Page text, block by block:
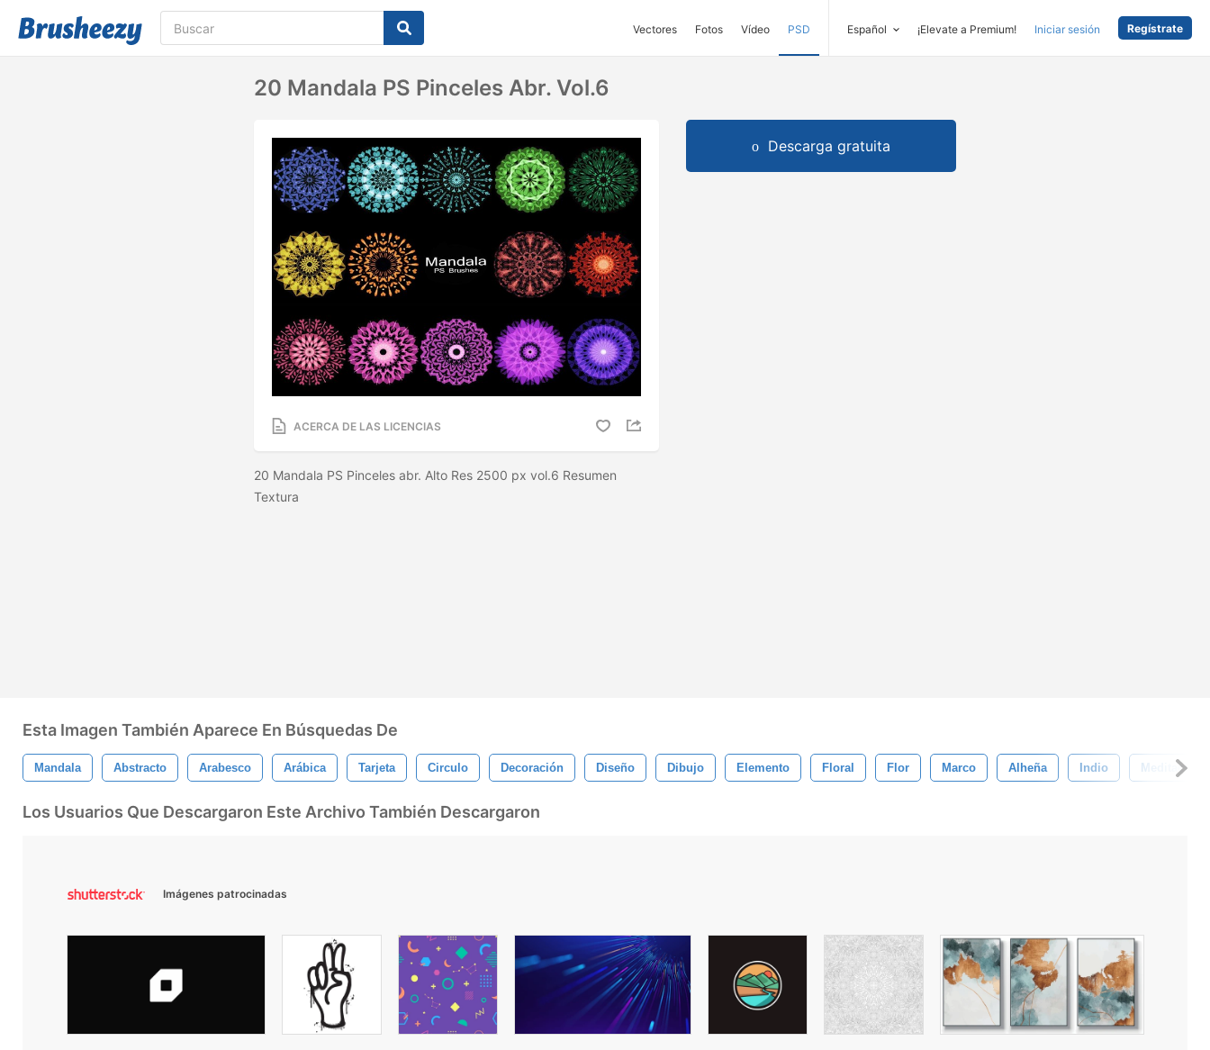
Vectores Fotos Vídeo PSD Español ¡Elevate a Premium! Iniciar sesión Regístrate
20 Mandala PS Pinceles Abr. Vol.6
ACERCA DE LAS LICENCIAS
20 Mandala PS Pinceles abr. Alto Res 2500 px vol.6 Resumen
Textura
Descarga gratuita
Esta Imagen También Aparece En Búsquedas De
Mandala Abstracto Arabesco Arábica Tarjeta Circulo Decoración Diseño Dibujo Elemento Floral Flor Marco Alheña Indio Meditación
Los Usuarios Que Descargaron Este Archivo También Descargaron
Imágenes patrocinadas